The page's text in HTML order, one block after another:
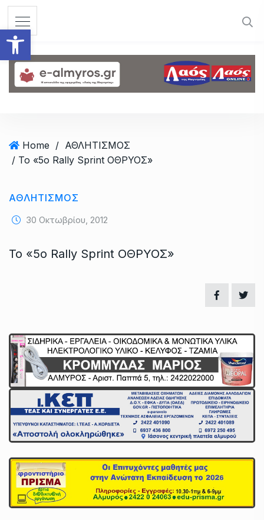
Ανοίξτε τη γραμμή
Home / ΑΘΛΗΤΙΣΜΟΣ
/ Το «5o Rally Sprint ΟΘΡΥΟΣ»
ΑΘΛΗΤΙΣΜΟΣ
30 Οκτωβρίου, 2012
Το «5o Rally Sprint ΟΘΡΥΟΣ»